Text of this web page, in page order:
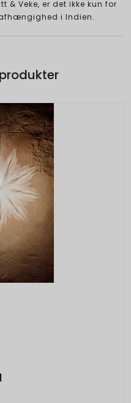
& Veke, er det ikke kun for
i Indien.